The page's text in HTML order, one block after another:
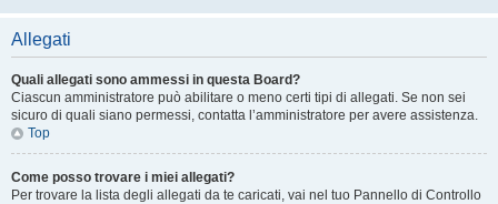
Allegati
Quali allegati sono ammessi in questa Board?
Ciascun amministratore può abilitare o meno certi tipi di allegati. Se non sei
sicuro di quali siano permessi, contatta l’amministratore per avere assistenza.
Top
Come posso trovare i miei allegati?
Per trovare la lista degli allegati da te caricati, vai nel tuo Pannello di Controllo